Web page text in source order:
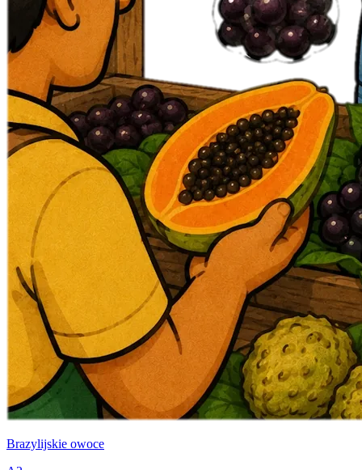
Brazylijskie owoce